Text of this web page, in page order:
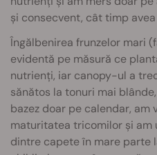
și consecvent, cât timp
Îngălbenirea frunzelor mari
evidentă pe măsură ce
nutrienți, iar canopy-ul a
sănătos la tonuri mai
bazez doar pe calendar,
maturitatea tricomilor și am
dintre capete în mare parte